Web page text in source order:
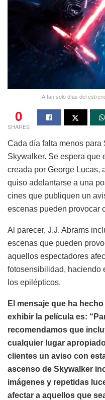
A tan solo días del
0
SHARES
Cada día falta menos para
Skywalker. Se espera que
creada por George Lucas,
quiso adelantarse a una
cines que publiquen un
escenas pueden provocar
Al parecer, J.J. Abrams
escenas que pueden
aquellos espectadores
fotosensibilidad, haciendo
los epilépticos.
El mensaje que ha
exhibir la película es:
recomendamos que
cualquier lugar
clientes un aviso con
ascenso de Skywalker
imágenes y repetidas
afectar a aquellos que